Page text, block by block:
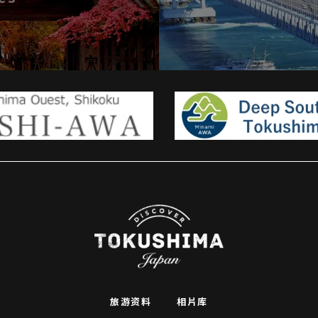
旅游资料 相片库